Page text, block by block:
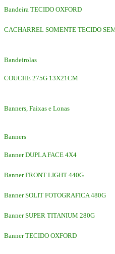
Bandeira TECIDO OXFORD
CACHARREL SOMENTE TECIDO
Bandeirolas
COUCHE 275G 13X21CM
Banners, Faixas e Lonas
Banners
Banner DUPLA FACE 4X4
Banner FRONT LIGHT 440G
Banner SOLIT FOTOGRAFICA 480G
Banner SUPER TITANIUM 280G
Banner TECIDO OXFORD